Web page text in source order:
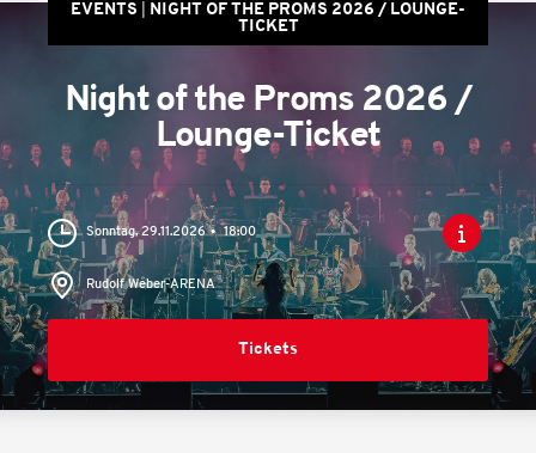
EVENTS
NIGHT OF THE PROMS 2026 / LOUNGE-
TICKET
Night of the Proms 2026 /
Lounge-Ticket
Sonntag, 29.11.2026 18:00
Rudolf Weber-ARENA
Tickets